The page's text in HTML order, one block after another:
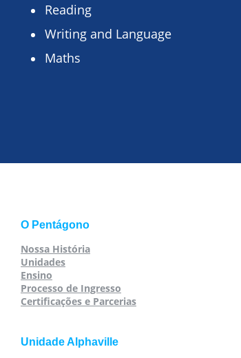
Reading
Writing and Language
Maths
O Pentágono
Nossa História
Unidades
Ensino
Processo de Ingresso
Certificações e Parcerias
Unidade Alphaville